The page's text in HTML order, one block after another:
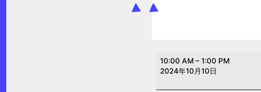
園
庭・
10:00 AM – 1:00 PM
2024年10月10日